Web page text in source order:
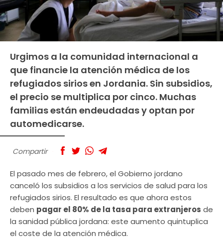
Urgimos a la comunidad internacional a
que financie la atención médica de los
refugiados sirios en Jordania. Sin subsidios,
el precio se multiplica por cinco. Muchas
familias están endeudadas y optan por
automedicarse.
Compartir
El pasado mes de febrero, el Gobierno jordano
canceló los subsidios a los servicios de salud para los
refugiados sirios. El resultado es que ahora estos
deben pagar el 80% de la tasa para extranjeros de
la sanidad pública jordana: este aumento quintuplica
el coste de la atención médica.